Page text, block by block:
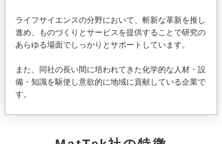
ライフサイエンスの分野において、斬新な革新を推し
進め、ものづくりとサービスを提供することで研究の
あらゆる場面でしっかりとサポートしています。
また、同社の長い間に培われてきた化学的な人材・設
備・知識を駆使し意欲的に地域に貢献している企業で
す。